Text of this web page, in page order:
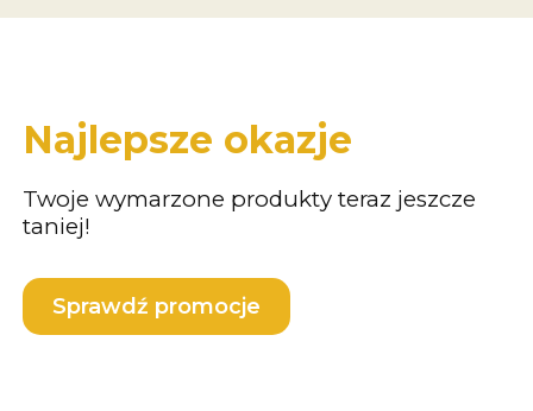
Najlepsze okazje
Twoje wymarzone produkty teraz jeszcze
taniej!
Sprawdź promocje